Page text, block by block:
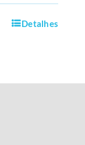
Detalhes